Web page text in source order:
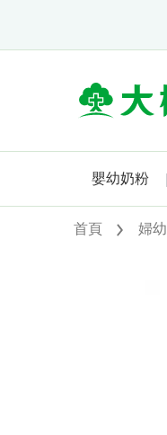
嬰幼奶粉
首頁 婦幼